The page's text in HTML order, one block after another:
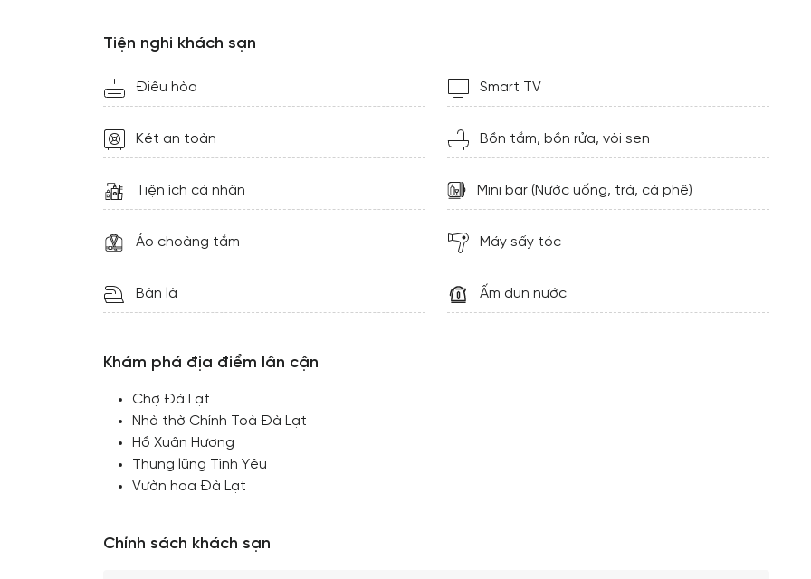
Tiện nghi khách sạn
Điều hòa Smart TV
Két an toàn Bồn tắm, bồn rửa, vòi sen
Tiện ích cá nhân Mini bar (Nước uống, trà, cà phê)
Áo choàng tắm Máy sấy tóc
Bàn là Ấm đun nước
Khám phá địa điểm lân cận
Chợ Đà Lạt
Nhà thờ Chính Toà Đà Lạt
Hồ Xuân Hương
Thung lũng Tình Yêu
Vườn hoa Đà Lạt
Chính sách khách sạn